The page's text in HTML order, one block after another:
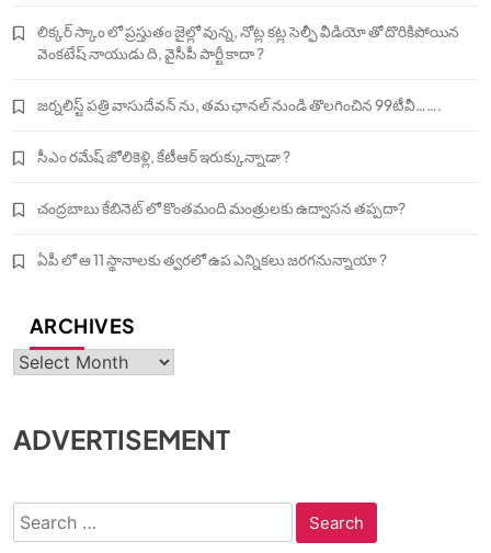
లిక్కర్ స్కాం లో ప్రస్తుతం జైల్లో వున్న, నోట్ల కట్ల సెల్ఫీ వీడియో తో దొరికిపోయిన
వెంకటేష్ నాయుడు ది, వైసీపీ పార్టీ కాదా ?
జర్నలిస్ట్ పత్రి వాసుదేవన్ ను, తమ ఛానల్ నుండి తొలగించిన 99టీవీ…….
సీఎం రమేష్ జోలికెళ్లి, కేటీఆర్ ఇరుక్కున్నాడా ?
చంద్రబాబు కేబినెట్ లో కొంతమంది మంత్రులకు ఉద్వాసన తప్పదా?
ఏపీ లో ఆ 11 స్థానాలకు త్వరలో ఉప ఎన్నికలు జరగనున్నాయా ?
ARCHIVES
Archives
ADVERTISEMENT
Search
for: